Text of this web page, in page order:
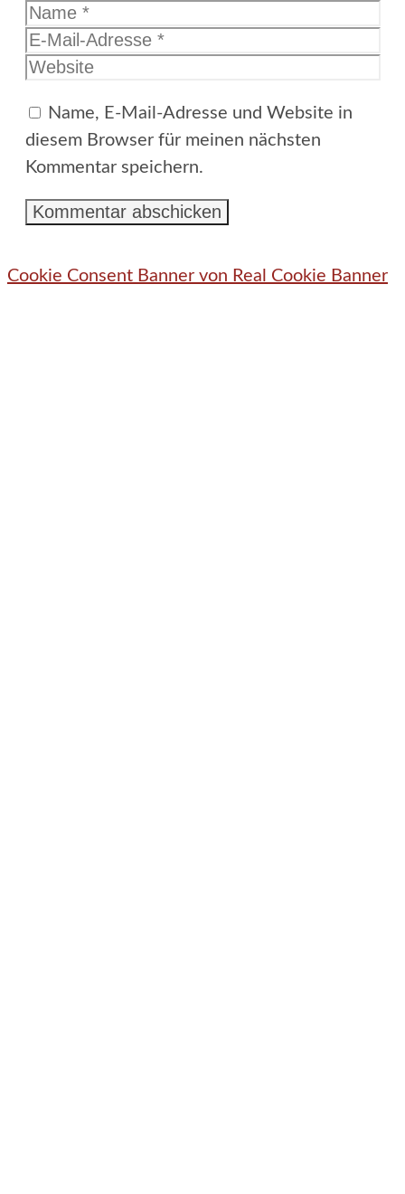
Name
E-
Mail-
Website
Name, E-Mail-Adresse und Website in
diesem Browser für meinen nächsten
Kommentar speichern.
Cookie Consent Banner von Real Cookie Banner